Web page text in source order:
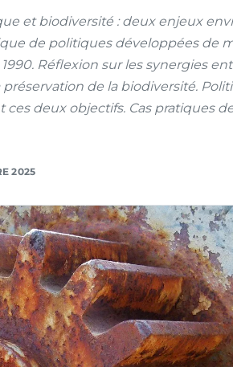
et biodiversité : deux enjeux
de politiques développées de
Réflexion sur les synergies
de la biodiversité.
deux objectifs. Cas pratiques
2025